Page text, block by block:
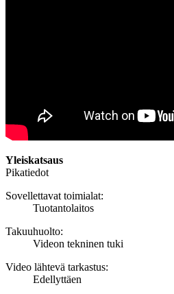
Yleiskatsaus
Pikatiedot
Sovellettavat toimialat:
Tuotantolaitos
Takuuhuolto:
Videon tekninen tuki
Video lähtevä tarkastus:
Edellyttäen